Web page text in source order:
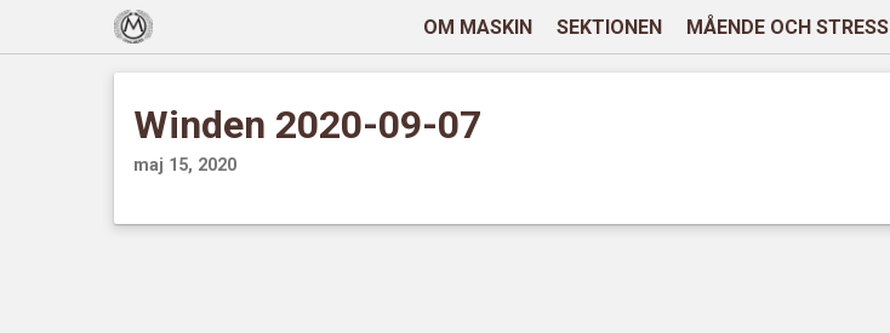
OM MASKIN SEKTIONEN MÅENDE OCH STRESS
Winden 2020-09-07
maj 15, 2020